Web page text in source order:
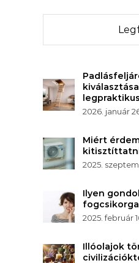
2026. január
Miért
2025.
Ilyen
2025. február
Illóolajok